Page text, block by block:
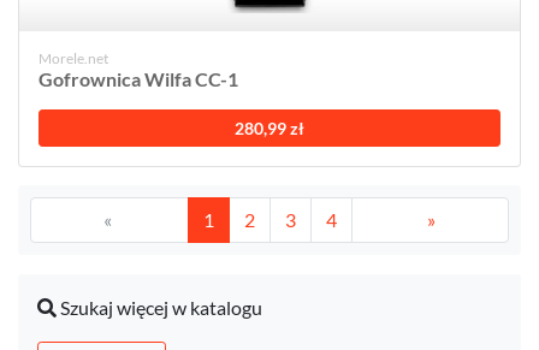
Morele.net
Gofrownica Wilfa CC-1
280,99 zł
« 1 2 3 4 »
Szukaj więcej w katalogu